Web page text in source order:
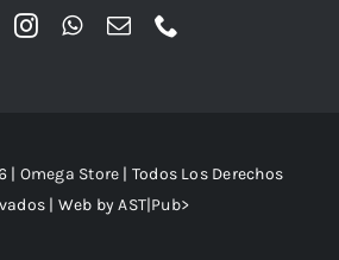
| Omega Store | Todos Los Derechos
| Web byAST|Pub>